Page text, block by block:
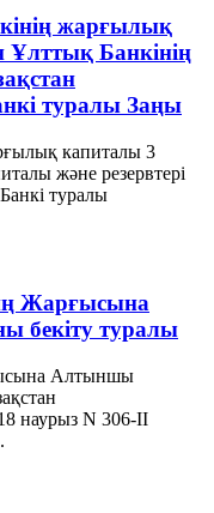
жарғылық
Ұлттық Банкінің
туралы Заңы
капиталы 3
және резервтері
туралы
Жарғысына
бекіту туралы
Алтыншы
наурыз N 306-ІІ